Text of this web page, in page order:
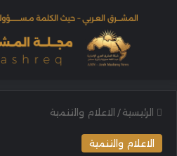
الرئيسية / الاعلام والتنمية
الاعلام والتنمية